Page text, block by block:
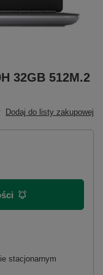
32GB 512M.2
Dodaj do listy zakupowej
stacjonarnym